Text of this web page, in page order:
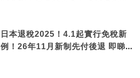
日本退稅2025！4.1起實行免稅新
例！26年11月新制先付後退 即睇步